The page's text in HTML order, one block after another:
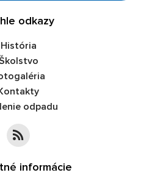
odkazy
História
odpadu
informácie